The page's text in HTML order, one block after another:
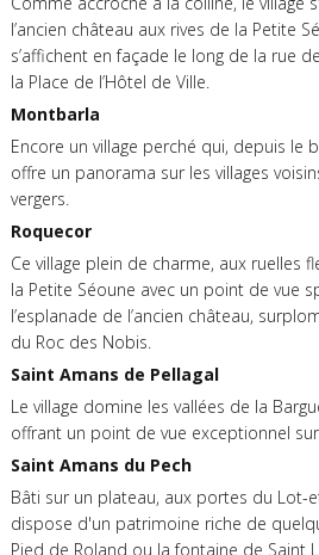
l’ancien château aux rives de la Petite
s’affichent en façade le long de la rue
la Place de l’Hôtel de Ville.
Montbarla
Encore un village perché qui, depuis le
offre un panorama sur les villages
vergers.
Roquecor
Ce village plein de charme, aux ruelles
la Petite Séoune avec un point de vue
l’esplanade de l’ancien château,
du Roc des Nobis.
Saint Amans de Pellagal
Le village domine les vallées de la
offrant un point de vue exceptionnel
Saint Amans du Pech
Bâti sur un plateau, aux portes du Lot-
dispose d'un patrimoine riche de
Pied de Roland ou la fontaine de Saint